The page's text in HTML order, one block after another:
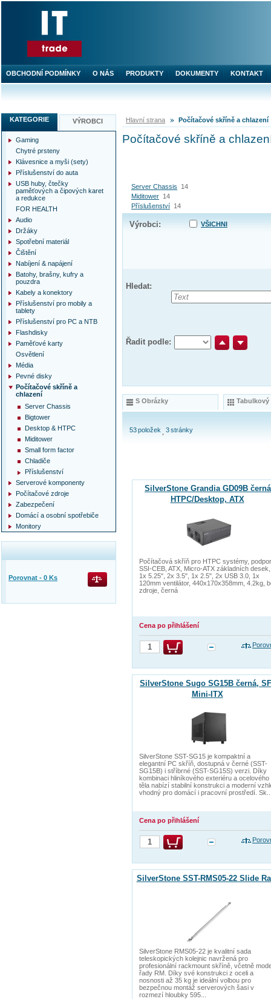
Hlavní strana Počítačové skříně a chlazení
Počítačové skříně a
Server Chassis
14
Miditower 14
Příslušenství 14
Výrobci: VŠICHNI
Hledat:
Řadit podle:
S Obrázky Tabulkový
53položek 3stránky
SilverStone Grandia GD09B
HTPC/Desktop, ATX
Počítačová skříň pro HTPC systémy,
SSI-CEB, ATX, Micro-ATX základních desek,
1x 5.25", 2x 3.5", 1x 2.5", 2x USB 3.0, 1x
120mm ventilátor, 440x170x358mm, 4.2kg,
zdroje, černá
Cena po přihlášení
SilverStone Sugo SG15B černá,
Mini-ITX
SilverStone SST-SG15 je kompaktní a
elegantní PC skříň, dostupná v černé (SST-
SG15B) i stříbrné (SST-SG15S) verzi. Díky
kombinaci hliníkového exteriéru a ocelového
těla nabízí stabilní konstrukci a moderní
vhodný pro domácí i pracovní prostředí.
Cena po přihlášení
SilverStone SST-RMS05-22 Slide
SilverStone RMS05-22 je kvalitní sada
teleskopických kolejnic navržená pro
profesionální rackmount skříně, včetně
řady RM. Díky své konstrukci z oceli a
nosnosti až 35 kg je ideální volbou pro
bezpečnou montáž serverových šasi v
rozmezí hloubky 595...
KATEGORIE VÝROBCI
Gaming
Chytré prsteny
Klávesnice a myši (sety)
Příslušenství do auta
USB huby, čtečky
paměťových a čipových karet
a redukce
FOR HEALTH
Audio
Držáky
Spotřební materiál
Čištění
Nabíjení & napájení
Batohy, brašny, kufry a
pouzdra
Kabely a konektory
Příslušenství pro mobily a
tablety
Příslušenství pro PC a NTB
Flashdisky
Paměťové karty
Osvětlení
Média
Pevné disky
Počítačové skříně a
chlazení
Server Chassis
Bigtower
Desktop & HTPC
Miditower
Small form factor
Chladiče
Příslušenství
Serverové komponenty
Počítačové zdroje
Zabezpečení
Domácí a osobní spotřebiče
Monitory
Porovnat - 0 Ks
OBCHODNÍ PODMÍNKY O NÁS PRODUKTY DOKUMENTY KONTAKT